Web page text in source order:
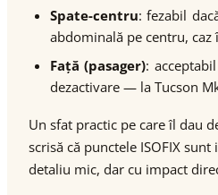
Spate-centru: fezabil
abdominală pe centru,
Față (pasager):
dezactivare — la Tucson
Un sfat practic pe care îl dau
scrisă că punctele ISOFIX
detaliu mic, dar cu impact